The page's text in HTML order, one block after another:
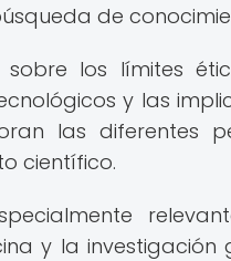
de
los límites
y las
las diferentes
científico.
y la investigación